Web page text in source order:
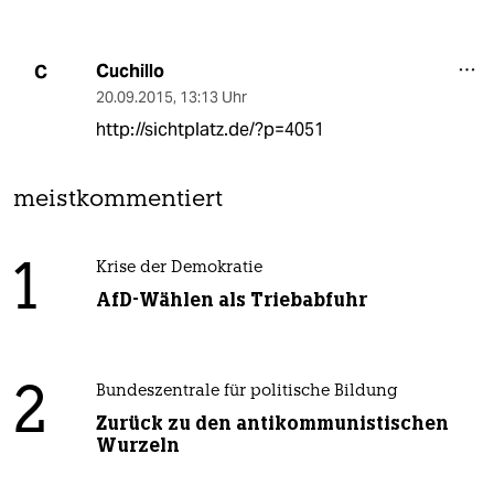
C Cuchillo
20.09.2015, 13:13 Uhr
http://sichtplatz.de/?p=4051
meistkommentiert
1 Krise der Demokratie
AfD-Wählen als Triebabfuhr
2 Bundeszentrale für politische Bildung
Zurück zu den antikommunistischen
Wurzeln